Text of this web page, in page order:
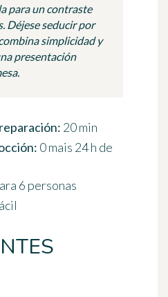
para un contraste
Déjese seducir por
simplicidad y
presentación
20 min
0 mais 24 h de
6 personas